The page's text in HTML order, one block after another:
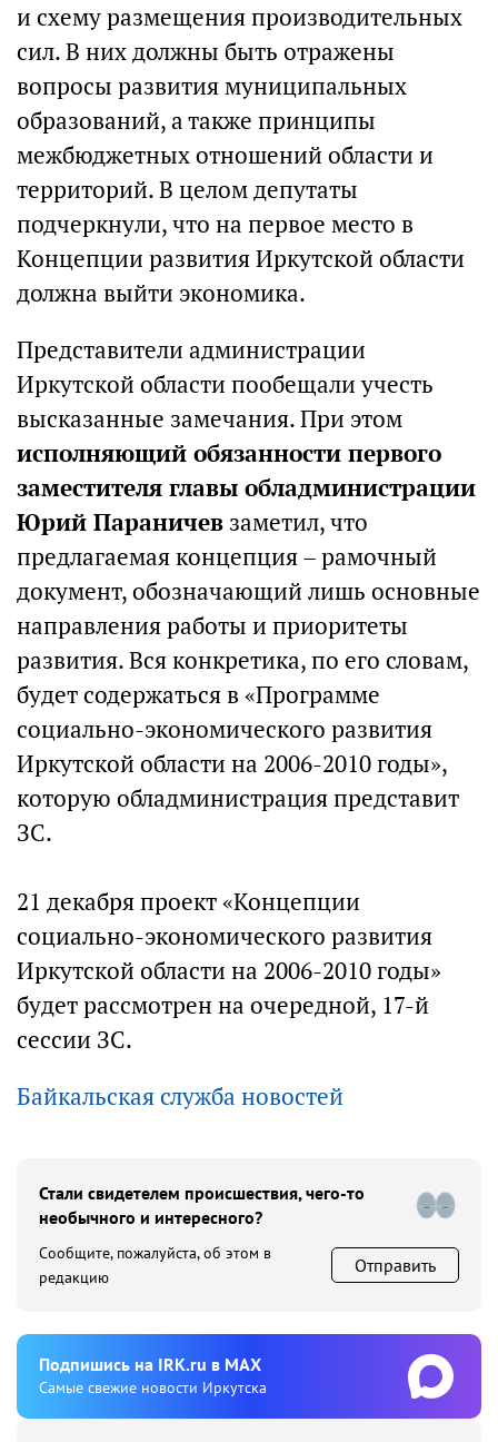
и схему размещения производительных
сил. В них должны быть отражены
вопросы развития муниципальных
образований, а также принципы
межбюджетных отношений области и
территорий. В целом депутаты
подчеркнули, что на первое место в
Концепции развития Иркутской области
должна выйти экономика.
Представители администрации
Иркутской области пообещали учесть
высказанные замечания. При этом
исполняющий обязанности первого
заместителя главы обладминистрации
Юрий Параничев заметил, что
предлагаемая концепция – рамочный
документ, обозначающий лишь основные
направления работы и приоритеты
развития. Вся конкретика, по его словам,
будет содержаться в «Программе
социально-экономического развития
Иркутской области на 2006-2010 годы»,
которую обладминистрация представит
ЗС.
21 декабря проект «Концепции
социально-экономического развития
Иркутской области на 2006-2010 годы»
будет рассмотрен на очередной, 17-й
сессии ЗС.
Байкальская служба новостей
Стали свидетелем происшествия, чего-то
необычного и интересного?
Сообщите, пожалуйста, об этом в
редакцию
Отправить
Подпишиcь на IRK.ru в MAX
Cамые свежие новости Иркутска